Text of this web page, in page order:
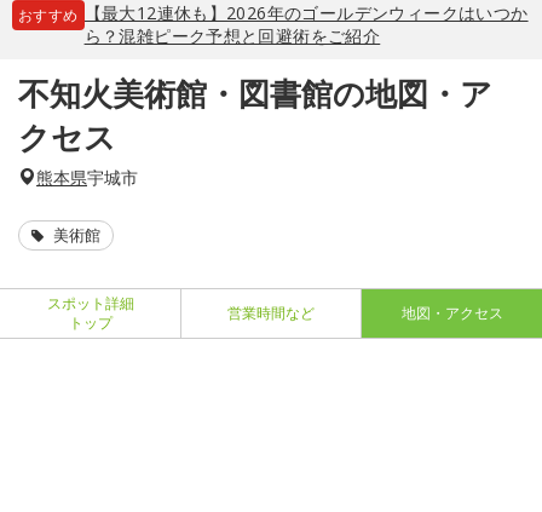
おすすめ
【最大12連休も】2026年のゴールデンウィークはいつか
ら？混雑ピーク予想と回避術をご紹介
不知火美術館・図書館の地図・ア
クセス
熊本県宇城市
美術館
スポット詳細
トップ
営業時間など 地図・アクセス